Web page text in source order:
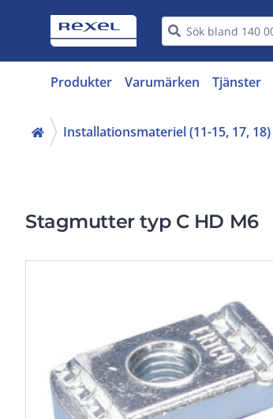
Produkter Varumärken Tjänster
Installationsmateriel (11-15, 17, 18)
Stagmutter typ C HD M6